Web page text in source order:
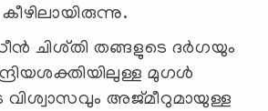
ചിശ്തി തങ്ങളുടെ ദർഗയും
മുഗൾ
വിശ്വാസവും അജ്മീറുമായുള്ള